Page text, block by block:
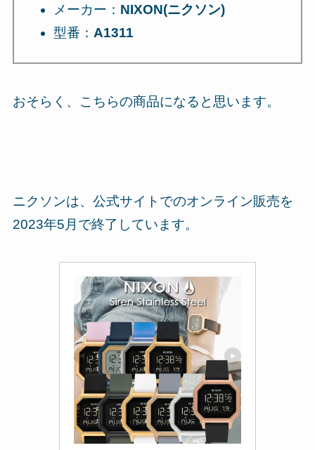
メーカー： NIXON(ニクソン)
型番： A1311
おそらく、こちらの商品になると思います。
ニクソンは、公式サイトでのオンライン販売を
2023年5月で終了しています。